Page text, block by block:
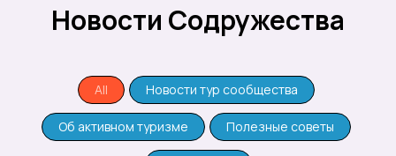
Новости Содружества
All Новости тур сообщества
Об активном туризме Полезные советы